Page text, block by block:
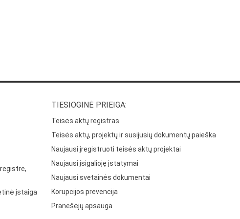
įstaiga
TIESIOGINĖ PRIEIGA:
Teisės aktų registras
Teisės aktų, projektų ir susijusių dokumentų paieška
Naujausi įregistruoti teisės aktų projektai
Naujausi įsigalioję įstatymai
Naujausi svetainės dokumentai
Korupcijos prevencija
Pranešėjų apsauga